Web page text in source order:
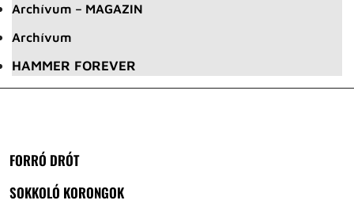
Archívum – MAGAZIN
Archívum
HAMMER FOREVER
FORRÓ DRÓT
SOKKOLÓ KORONGOK